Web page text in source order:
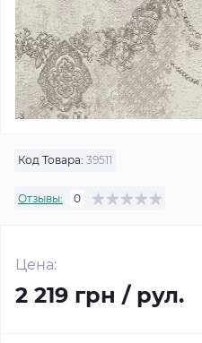
Код Товара: 39511
Отзывы: 0
Цена:
2 219 грн / рул.